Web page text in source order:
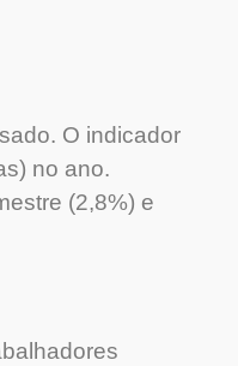
O indicador
no ano.
(2,8%) e